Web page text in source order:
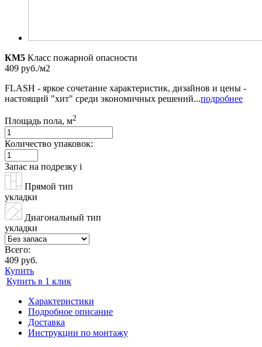
КМ5 Класс пожарной опасности
409 руб./м2
FLASH - яркое сочетание характеристик, дизайнов и цены -
настоящий "хит" среди экономичных решений...подробнее
Площадь пола, м2
Количество упаковок:
Запас на подрезку i
Прямой тип
укладки
Диагональный тип
укладки
Всего:
409 руб.
Купить
Купить в 1 клик
Характеристики
Подробное описание
Доставка
Инструкции по монтажу